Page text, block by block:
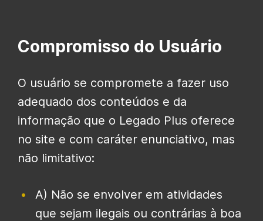
Compromisso do Usuário
O usuário se compromete a fazer uso
adequado dos conteúdos e da
informação que o Legado Plus oferece
no site e com caráter enunciativo, mas
não limitativo:
A) Não se envolver em atividades
que sejam ilegais ou contrárias à boa